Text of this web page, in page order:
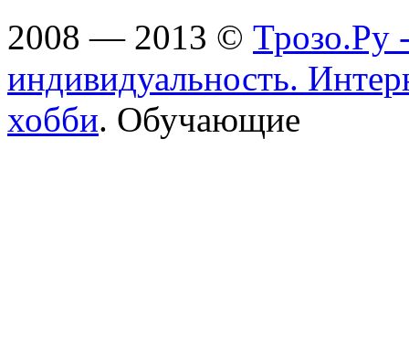
2008 — 2013 © Трозо.Ру
индивидуальность.
хобби. Обучающие